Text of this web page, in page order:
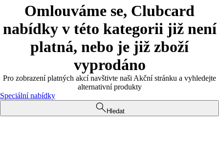
Omlouváme se, Clubcard
nabídky v této kategorii již není
platná, nebo je již zboží
vyprodáno
Pro zobrazení platných akcí navštivte naši Akční stránku a vyhledejte
alternativní produkty
Speciální nabídky
Hledat